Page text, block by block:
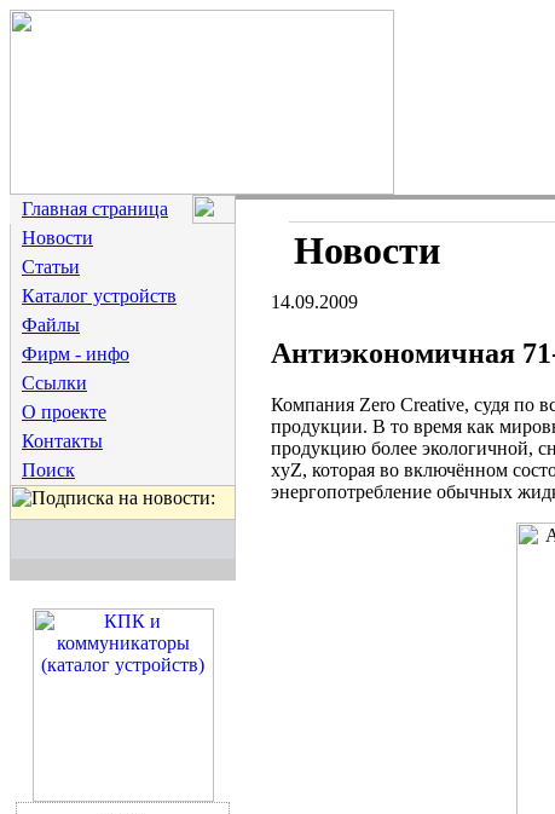
Главная страница
Новости
Статьи
Каталог устройств
Файлы
Фирм - инфо
Ссылки
О проекте
Контакты
Поиск
Новости
14.09.2009
Антиэкономичная
Компания Zero Creative, судя по
продукции. В то время как
продукцию более экологичной,
xyZ, которая во включённом
энергопотребление обычных